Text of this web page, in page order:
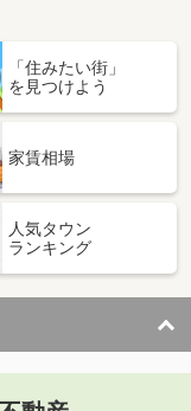
「住みたい街」
を見つけよう
家賃相場
人気タウン
ランキング